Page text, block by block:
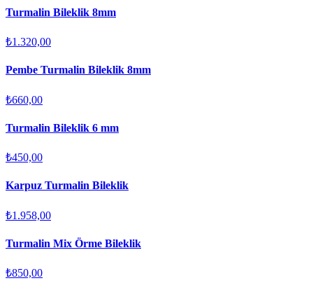
Turmalin Bileklik 8mm
₺1.320,00
Pembe Turmalin Bileklik 8mm
₺660,00
Turmalin Bileklik 6 mm
₺450,00
Karpuz Turmalin Bileklik
₺1.958,00
Turmalin Mix Örme Bileklik
₺850,00